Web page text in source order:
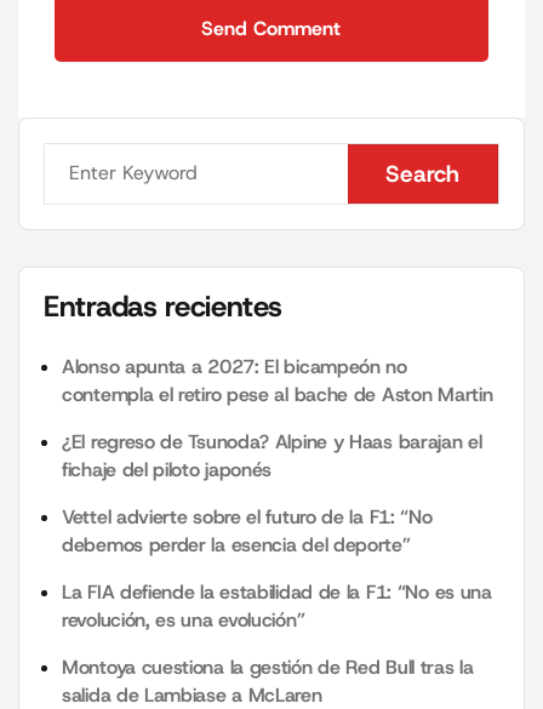
Send Comment
Search
Search
Entradas recientes
Alonso apunta a 2027: El bicampeón no
contempla el retiro pese al bache de Aston Martin
¿El regreso de Tsunoda? Alpine y Haas barajan el
fichaje del piloto japonés
Vettel advierte sobre el futuro de la F1: “No
debemos perder la esencia del deporte”
La FIA defiende la estabilidad de la F1: “No es una
revolución, es una evolución”
Montoya cuestiona la gestión de Red Bull tras la
salida de Lambiase a McLaren